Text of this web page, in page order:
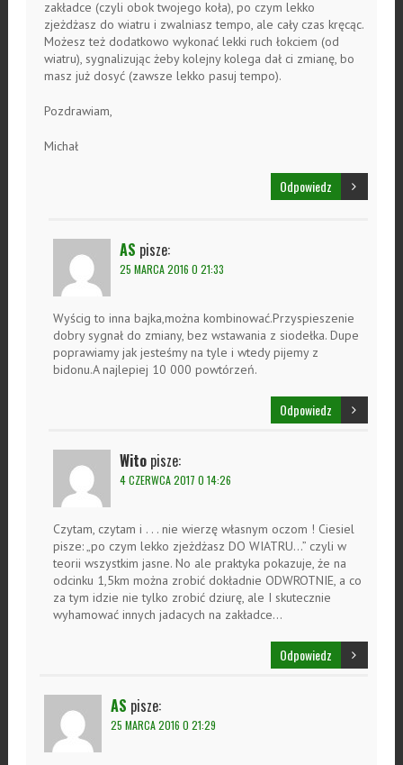
zakładce (czyli obok twojego koła), po czym lekko
zjeżdżasz do wiatru i zwalniasz tempo, ale cały czas kręcąc.
Możesz też dodatkowo wykonać lekki ruch łokciem (od
wiatru), sygnalizując żeby kolejny kolega dał ci zmianę, bo
masz już dosyć (zawsze lekko pasuj tempo).
Pozdrawiam,
Michał
Odpowiedz
AS pisze:
25 MARCA 2016 O 21:33
Wyścig to inna bajka,można kombinować.Przyspieszenie
dobry sygnał do zmiany, bez wstawania z siodełka. Dupe
poprawiamy jak jesteśmy na tyle i wtedy pijemy z
bidonu.A najlepiej 10 000 powtórzeń.
Odpowiedz
Wito pisze:
4 CZERWCA 2017 O 14:26
Czytam, czytam i . . . nie wierzę własnym oczom ! Ciesiel
pisze: „po czym lekko zjeżdżasz DO WIATRU…” czyli w
teorii wszystkim jasne. No ale praktyka pokazuje, że na
odcinku 1,5km można zrobić dokładnie ODWROTNIE, a co
za tym idzie nie tylko zrobić dziurę, ale I skutecznie
wyhamować innych jadacych na zakładce…
Odpowiedz
AS pisze:
25 MARCA 2016 O 21:29